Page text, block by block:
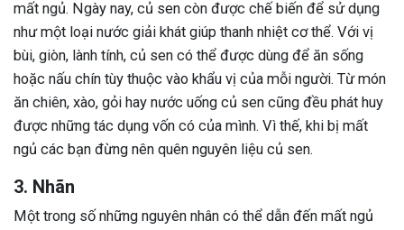
mất ngủ. Ngày nay, củ sen còn được chế biến để sử dụng
như một loại nước giải khát giúp thanh nhiệt cơ thể. Với vị
bùi, giòn, lành tính, củ sen có thể được dùng để ăn sống
hoặc nấu chín tùy thuộc vào khẩu vị của mỗi người. Từ món
ăn chiên, xào, gỏi hay nước uống củ sen cũng đều phát huy
được những tác dụng vốn có của mình. Vì thế, khi bị mất
ngủ các bạn đừng nên quên nguyên liệu củ sen.
3. Nhãn
Một trong số những nguyên nhân có thể dẫn đến mất ngủ